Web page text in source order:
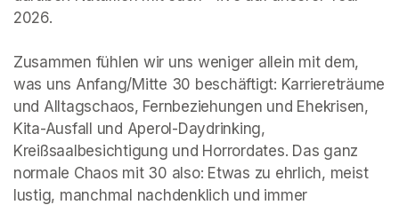
2026.
Zusammen fühlen wir uns weniger allein mit dem,
was uns Anfang/Mitte 30 beschäftigt: Karriereträume
und Alltagschaos, Fernbeziehungen und Ehekrisen,
Kita-Ausfall und Aperol-Daydrinking,
Kreißsaalbesichtigung und Horrordates. Das ganz
normale Chaos mit 30 also: Etwas zu ehrlich, meist
lustig, manchmal nachdenklich und immer